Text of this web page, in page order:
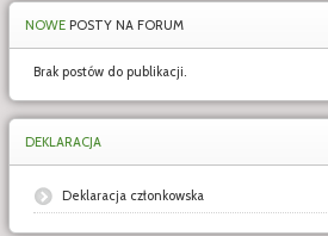
NOWE POSTY NA FORUM
Brak postów do publikacji.
DEKLARACJA
Deklaracja członkowska